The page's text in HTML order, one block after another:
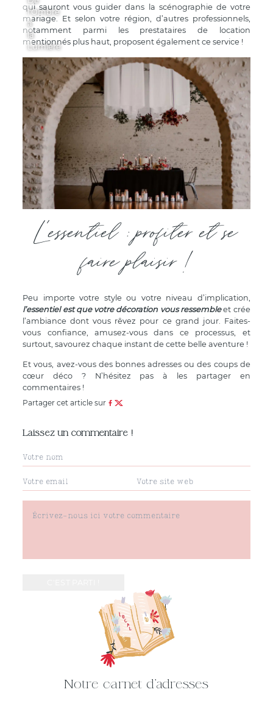
qui sauront vous guider dans la scénographie de votre
mariage. Et selon votre région, d’autres professionnels,
notamment parmi les prestataires de location
mentionnés plus haut, proposent également ce service !
l'Ombre
à
la
Lumière
L'essentiel : profiter et se
faire plaisir !
Peu importe votre style ou votre niveau d’implication,
l’essentiel est que votre décoration vous ressembleet crée
l’ambiance dont vous rêvez pour ce grand jour. Faites-
vous confiance, amusez-vous dans ce processus, et
surtout, savourez chaque instant de cette belle aventure !
Et vous, avez-vous des bonnes adresses ou des coups de
cœur déco ? N’hésitez pas à les partager en
commentaires !
Partager cet article sur
Laissez un commentaire !
Notre carnet d'adresses